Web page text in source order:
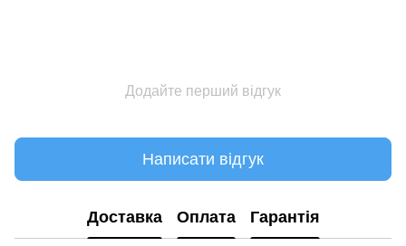
Додайте перший відгук
Написати відгук
Доставка Оплата Гарантія